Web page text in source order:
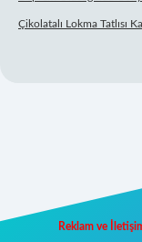
Çikolatalı Lokma Tatlısı
Reklam ve